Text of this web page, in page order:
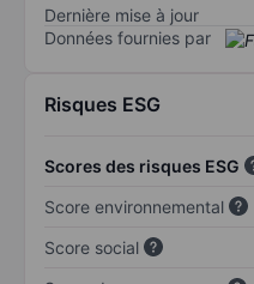
Dernière mise à jour
Données fournies par
Risques ESG
Scores des risques ESG
Score environnemental
Score social